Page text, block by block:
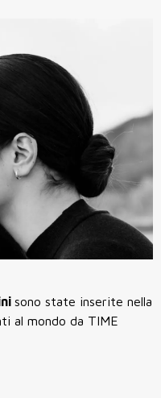
sono state inserite nella
al mondo da TIME